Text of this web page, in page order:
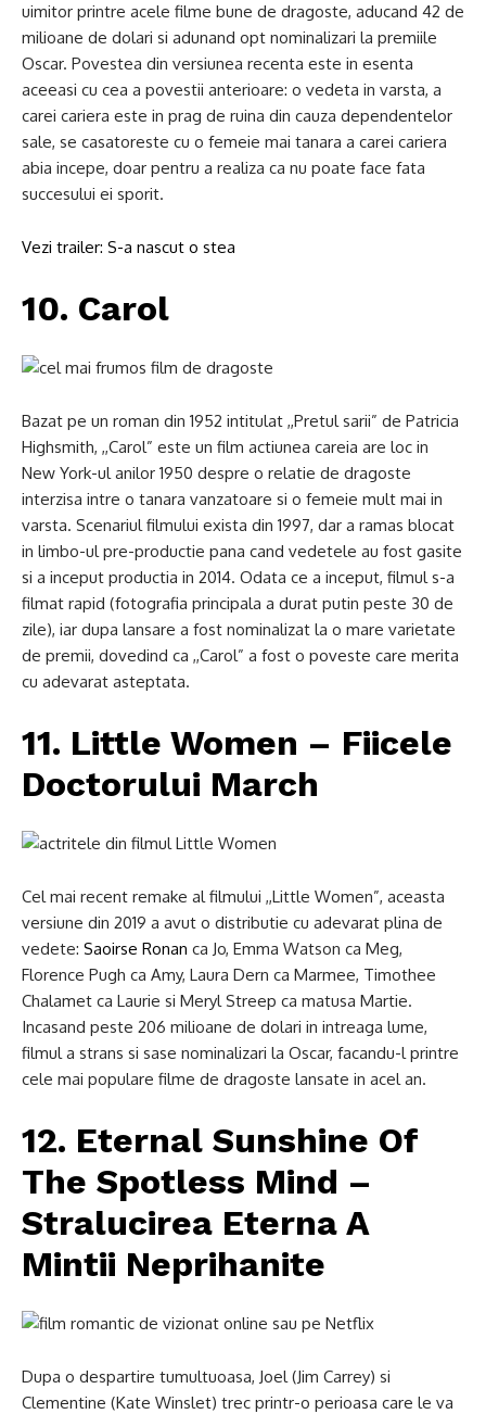
uimitor printre acele filme bune de dragoste, aducand 42 de
milioane de dolari si adunand opt nominalizari la premiile
Oscar. Povestea din versiunea recenta este in esenta
aceeasi cu cea a povestii anterioare: o vedeta in varsta, a
carei cariera este in prag de ruina din cauza dependentelor
sale, se casatoreste cu o femeie mai tanara a carei cariera
abia incepe, doar pentru a realiza ca nu poate face fata
succesului ei sporit.
Vezi trailer: S-a nascut o stea
10. Carol
Bazat pe un roman din 1952 intitulat ,,Pretul sarii” de Patricia
Highsmith, ,,Carol” este un film actiunea careia are loc in
New York-ul anilor 1950 despre o relatie de dragoste
interzisa intre o tanara vanzatoare si o femeie mult mai in
varsta. Scenariul filmului exista din 1997, dar a ramas blocat
in limbo-ul pre-productie pana cand vedetele au fost gasite
si a inceput productia in 2014. Odata ce a inceput, filmul s-a
filmat rapid (fotografia principala a durat putin peste 30 de
zile), iar dupa lansare a fost nominalizat la o mare varietate
de premii, dovedind ca ,,Carol” a fost o poveste care merita
cu adevarat asteptata.
11. Little Women – Fiicele
Doctorului March
Cel mai recent remake al filmului ,,Little Women”, aceasta
versiune din 2019 a avut o distributie cu adevarat plina de
vedete: Saoirse Ronan ca Jo, Emma Watson ca Meg,
Florence Pugh ca Amy, Laura Dern ca Marmee, Timothee
Chalamet ca Laurie si Meryl Streep ca matusa Martie.
Incasand peste 206 milioane de dolari in intreaga lume,
filmul a strans si sase nominalizari la Oscar, facandu-l printre
cele mai populare filme de dragoste lansate in acel an.
12. Eternal Sunshine Of
The Spotless Mind –
Stralucirea Eterna A
Mintii Neprihanite
Dupa o despartire tumultuoasa, Joel (Jim Carrey) si
Clementine (Kate Winslet) trec printr-o perioasa care le va